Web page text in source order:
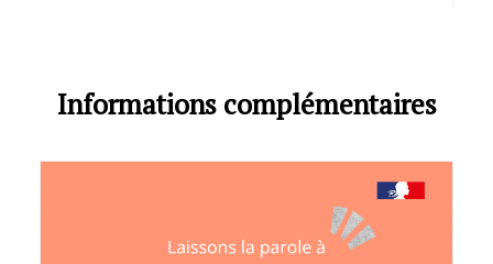
Informations complémentaires